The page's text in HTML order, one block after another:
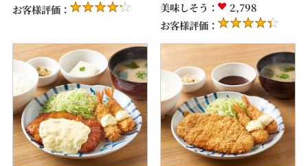
お客様評価：
美味しそう：
2,798
お客様評価：